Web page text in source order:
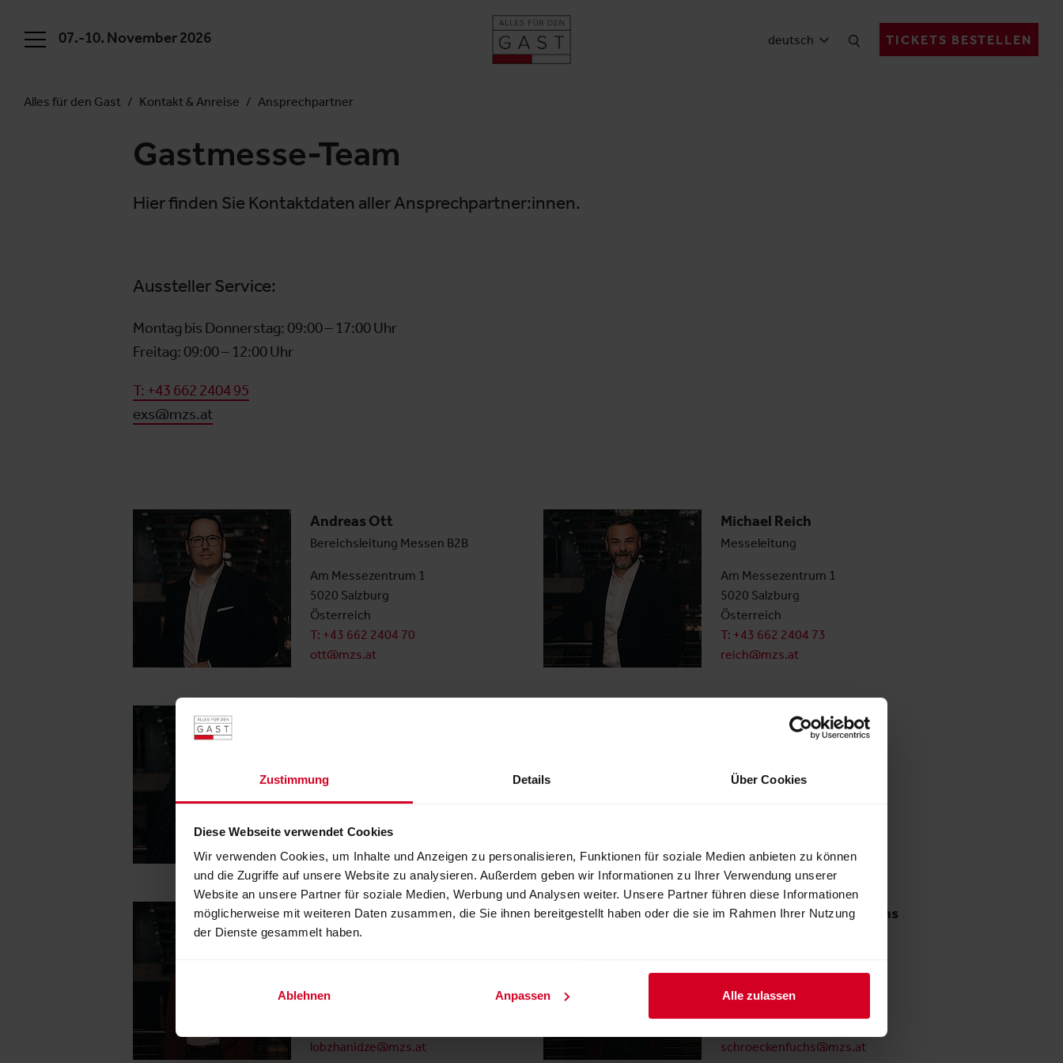
Zustimmung Details Über Cookies
Diese Webseite verwendet Cookies
Wir verwenden Cookies, um Inhalte und Anzeigen zu personalisieren, Funktionen für soziale Medien anbieten zu können
und die Zugriffe auf unsere Website zu analysieren. Außerdem geben wir Informationen zu Ihrer Verwendung unserer
Website an unsere Partner für soziale Medien, Werbung und Analysen weiter. Unsere Partner führen diese Informationen
möglicherweise mit weiteren Daten zusammen, die Sie ihnen bereitgestellt haben oder die sie im Rahmen Ihrer Nutzung
der Dienste gesammelt haben.
Ablehnen Anpassen Alle zulassen
07.-10. November 2026 deutsch TICKETS BESTELLEN
Alles für den Gast Kontakt & Anreise Ansprechpartner
Gastmesse-Team
Hier finden Sie Kontaktdaten aller Ansprechpartner:innen.
Aussteller Service:
Montag bis Donnerstag: 09:00 – 17:00 Uhr
Freitag: 09:00 – 12:00 Uhr
T: +43 662 2404 95
exs@mzs.at
Andreas Ott
Bereichsleitung Messen B2B
Am Messezentrum 1
5020 Salzburg
Österreich
T: +43 662 2404 70
ott@mzs.at
Michael Reich
Messeleitung
Am Messezentrum 1
5020 Salzburg
Österreich
T: +43 662 2404 73
reich@mzs.at
T: +43 662 2404 25
igler@mzs.at
Isabella Hartl
Projektmanagement
Am Messezentrum 1
hartl@mzs.at
Anna Lobzhanidze
Projektmanagement
lobzhanidze@mzs.at
Alexandra Schröckenfuchs
5020 Salzburg
schroeckenfuchs@mzs.at